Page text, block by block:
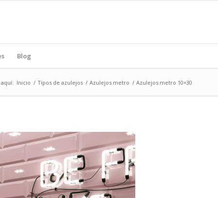
Blog
Inicio / Tipos de azulejos / Azulejos metro / Azulejos metro 10×30